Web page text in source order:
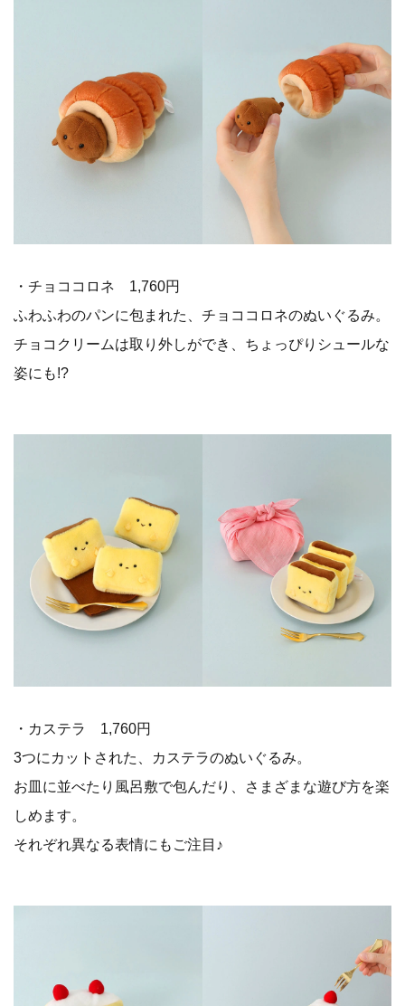
・チョココロネ 1,760円
ふわふわのパンに包まれた、チョココロネのぬいぐるみ。
チョコクリームは取り外しができ、ちょっぴりシュールな
姿にも!?
・カステラ 1,760円
3つにカットされた、カステラのぬいぐるみ。
お皿に並べたり風呂敷で包んだり、さまざまな遊び方を楽
しめます。
それぞれ異なる表情にもご注目♪